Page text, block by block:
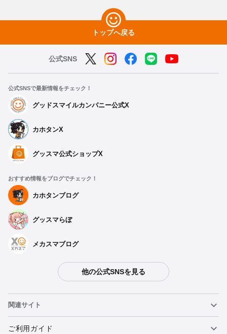
トップへ戻る
公式SNS
公式SNSで最新情報をチェック！
グッドスマイルカンパニー公式X
カホタンX
グッスマ公式ショップX
おすすめ情報をブログでチェック！
カホタンブログ
グッスマらぼ
メカスマブログ
他の公式SNSを見る
関連サイト
ねんどろいど
ご利用ガイド